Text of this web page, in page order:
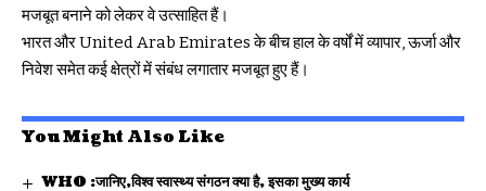
मजबूत बनाने को लेकर वे उत्साहित हैं।
भारत और United Arab Emirates के बीच हाल के वर्षों में व्यापार, ऊर्जा और
निवेश समेत कई क्षेत्रों में संबंध लगातार मजबूत हुए हैं।
You Might Also Like
WHO :जानिए,विश्व स्वास्थ्य संगठन क्या है, इसका मुख्य कार्य